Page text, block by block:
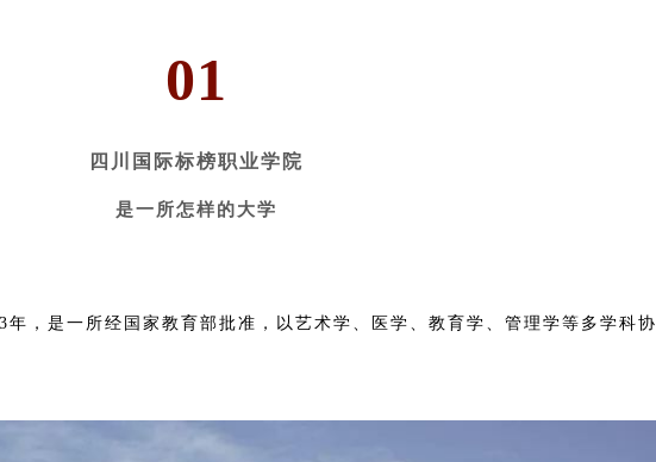
01
四川国际标榜职业学院
是一所怎样的大学
，是一所经国家教育部批准，以艺术学、医学、教育学、管理学等多学科协